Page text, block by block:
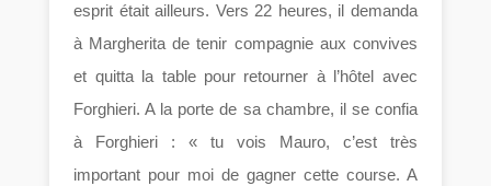
esprit était ailleurs. Vers 22 heures, il demanda
à Margherita de tenir compagnie aux convives
et quitta la table pour retourner à l’hôtel avec
Forghieri. A la porte de sa chambre, il se confia
à Forghieri : « tu vois Mauro, c’est très
important pour moi de gagner cette course. A